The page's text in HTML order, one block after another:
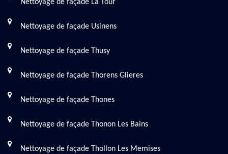
Nettoyage de façade La Tour
Nettoyage de façade Usinens
Nettoyage de façade Thusy
Nettoyage de façade Thorens Glieres
Nettoyage de façade Thones
Nettoyage de façade Thonon Les Bains
Nettoyage de façade Thollon Les Memises